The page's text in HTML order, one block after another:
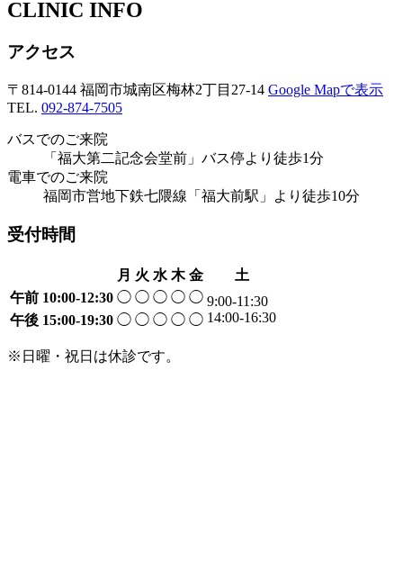
CLINIC INFO
アクセス
〒814-0144 福岡市城南区梅林2丁目27-14 Google Mapで表示
TEL. 092-874-7505
バスでのご来院
「福大第二記念会堂前」バス停より徒歩1分
電車でのご来院
福岡市営地下鉄七隈線「福大前駅」より徒歩10分
受付時間
月 火 水 木 金
土
午前 10:00-12:30 ◯ ◯ ◯ ◯ ◯ 9:00-11:30
14:00-16:30
午後 15:00-19:30 ◯ ◯ ◯ ◯ ◯
※日曜・祝日は休診です。